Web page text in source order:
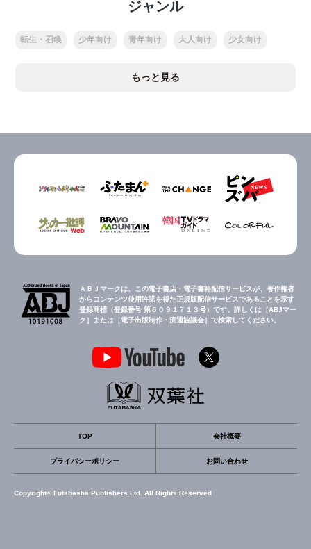
ジャンル
転生・召喚 少年向け 青年向け 大人向け 少女向け
もっと見る
ＡＢＪマークは、この電子書店・電子書籍配信サービスが、著作権者
からコンテンツ使用許諾を得た正規版配信サービスであることを示す
登録商標（登録番号 第６０９１７１３号）です。詳しくは［ABJマー
ク］または［電子出版制作・流通協議会］で検索してください。
TOP 会社概要
プライバシーポリシー お問い合わせ
Copyright© Futabasha Publishers Ltd. All Rights Reserved